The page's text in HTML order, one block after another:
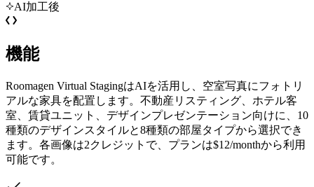
AI加工後
機能
Roomagen Virtual StagingはAIを活用し、空室写真にフォトリ
アルな家具を配置します。不動産リスティング、ホテル客
室、賃貸ユニット、デザインプレゼンテーション向けに、10
種類のデザインスタイルと8種類の部屋タイプから選択でき
ます。各画像は2クレジットで、プランは$12/monthから利用
可能です。